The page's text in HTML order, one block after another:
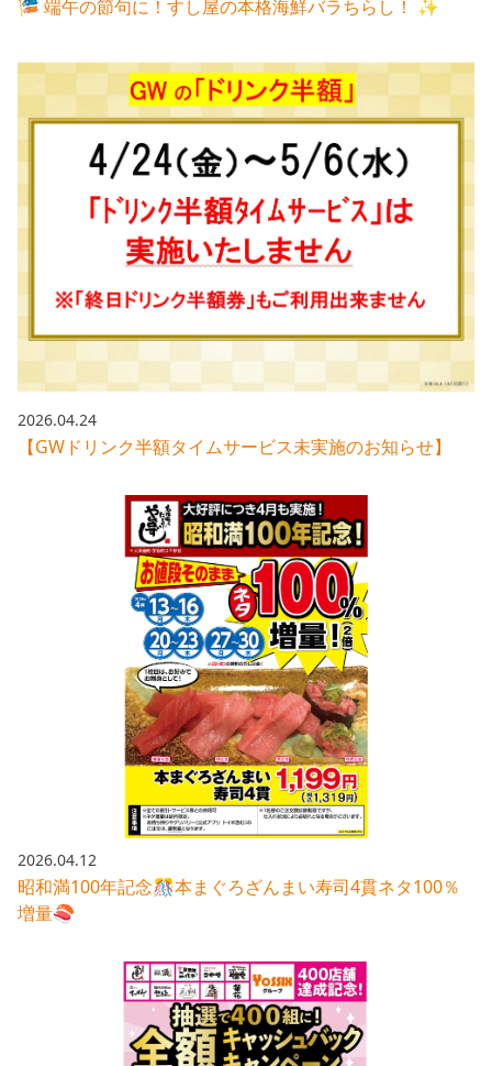
🎏 端午の節句に！すし屋の本格海鮮バラちらし！ ✨
2026.04.24
【GWドリンク半額タイムサービス未実施のお知らせ】
2026.04.12
昭和満100年記念🎊本まぐろざんまい寿司4貫ネタ100％
増量🍣